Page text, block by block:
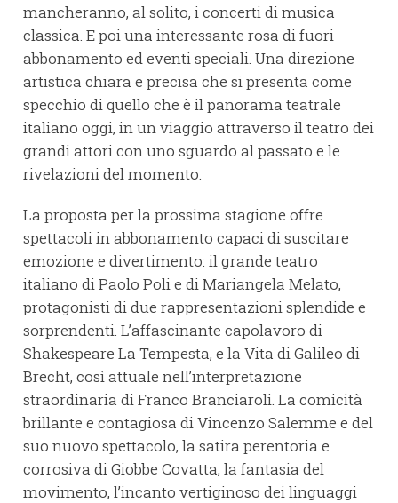
mancheranno, al solito, i concerti di musica
classica. E poi una interessante rosa di fuori
abbonamento ed eventi speciali. Una direzione
artistica chiara e precisa che si presenta come
specchio di quello che è il panorama teatrale
italiano oggi, in un viaggio attraverso il teatro dei
grandi attori con uno sguardo al passato e le
rivelazioni del momento.
La proposta per la prossima stagione offre
spettacoli in abbonamento capaci di suscitare
emozione e divertimento: il grande teatro
italiano di Paolo Poli e di Mariangela Melato,
protagonisti di due rappresentazioni splendide e
sorprendenti. L’affascinante capolavoro di
Shakespeare La Tempesta, e la Vita di Galileo di
Brecht, così attuale nell’interpretazione
straordinaria di Franco Branciaroli. La comicità
brillante e contagiosa di Vincenzo Salemme e del
suo nuovo spettacolo, la satira perentoria e
corrosiva di Giobbe Covatta, la fantasia del
movimento, l’incanto vertiginoso dei linguaggi